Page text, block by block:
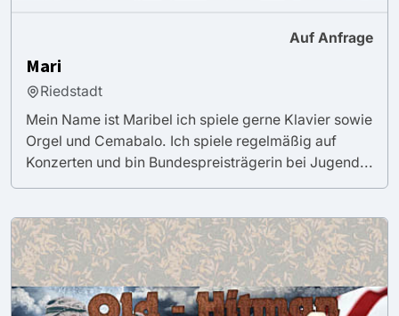
Auf Anfrage
Mari
Riedstadt
Mein Name ist Maribel ich spiele gerne Klavier sowie
Orgel und Cemabalo. Ich spiele regelmäßig auf
Konzerten und bin Bundespreisträgerin bei Jugend...